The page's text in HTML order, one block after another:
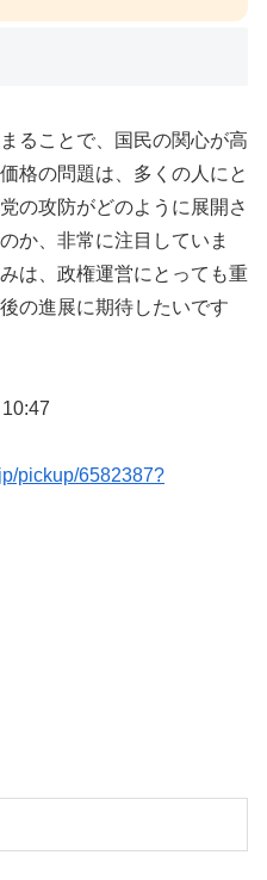
ることで、国民の関心が高
格の問題は、多くの人にと
の攻防がどのように展開さ
か、非常に注目していま
は、政権運営にとっても重
の進展に期待したいです
pickup/6582387?